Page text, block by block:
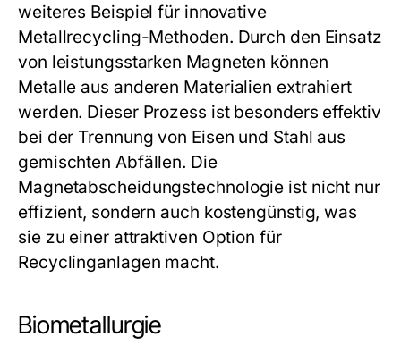
weiteres Beispiel für innovative
Metallrecycling-Methoden. Durch den Einsatz
von leistungsstarken Magneten können
Metalle aus anderen Materialien extrahiert
werden. Dieser Prozess ist besonders effektiv
bei der Trennung von Eisen und Stahl aus
gemischten Abfällen. Die
Magnetabscheidungstechnologie ist nicht nur
effizient, sondern auch kostengünstig, was
sie zu einer attraktiven Option für
Recyclinganlagen macht.
Biometallurgie